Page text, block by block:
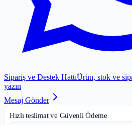
Sipariş ve Destek HattıÜrün, stok ve
yazın
Mesaj Gönder
Hızlı teslimat ve Güvenli Ödeme